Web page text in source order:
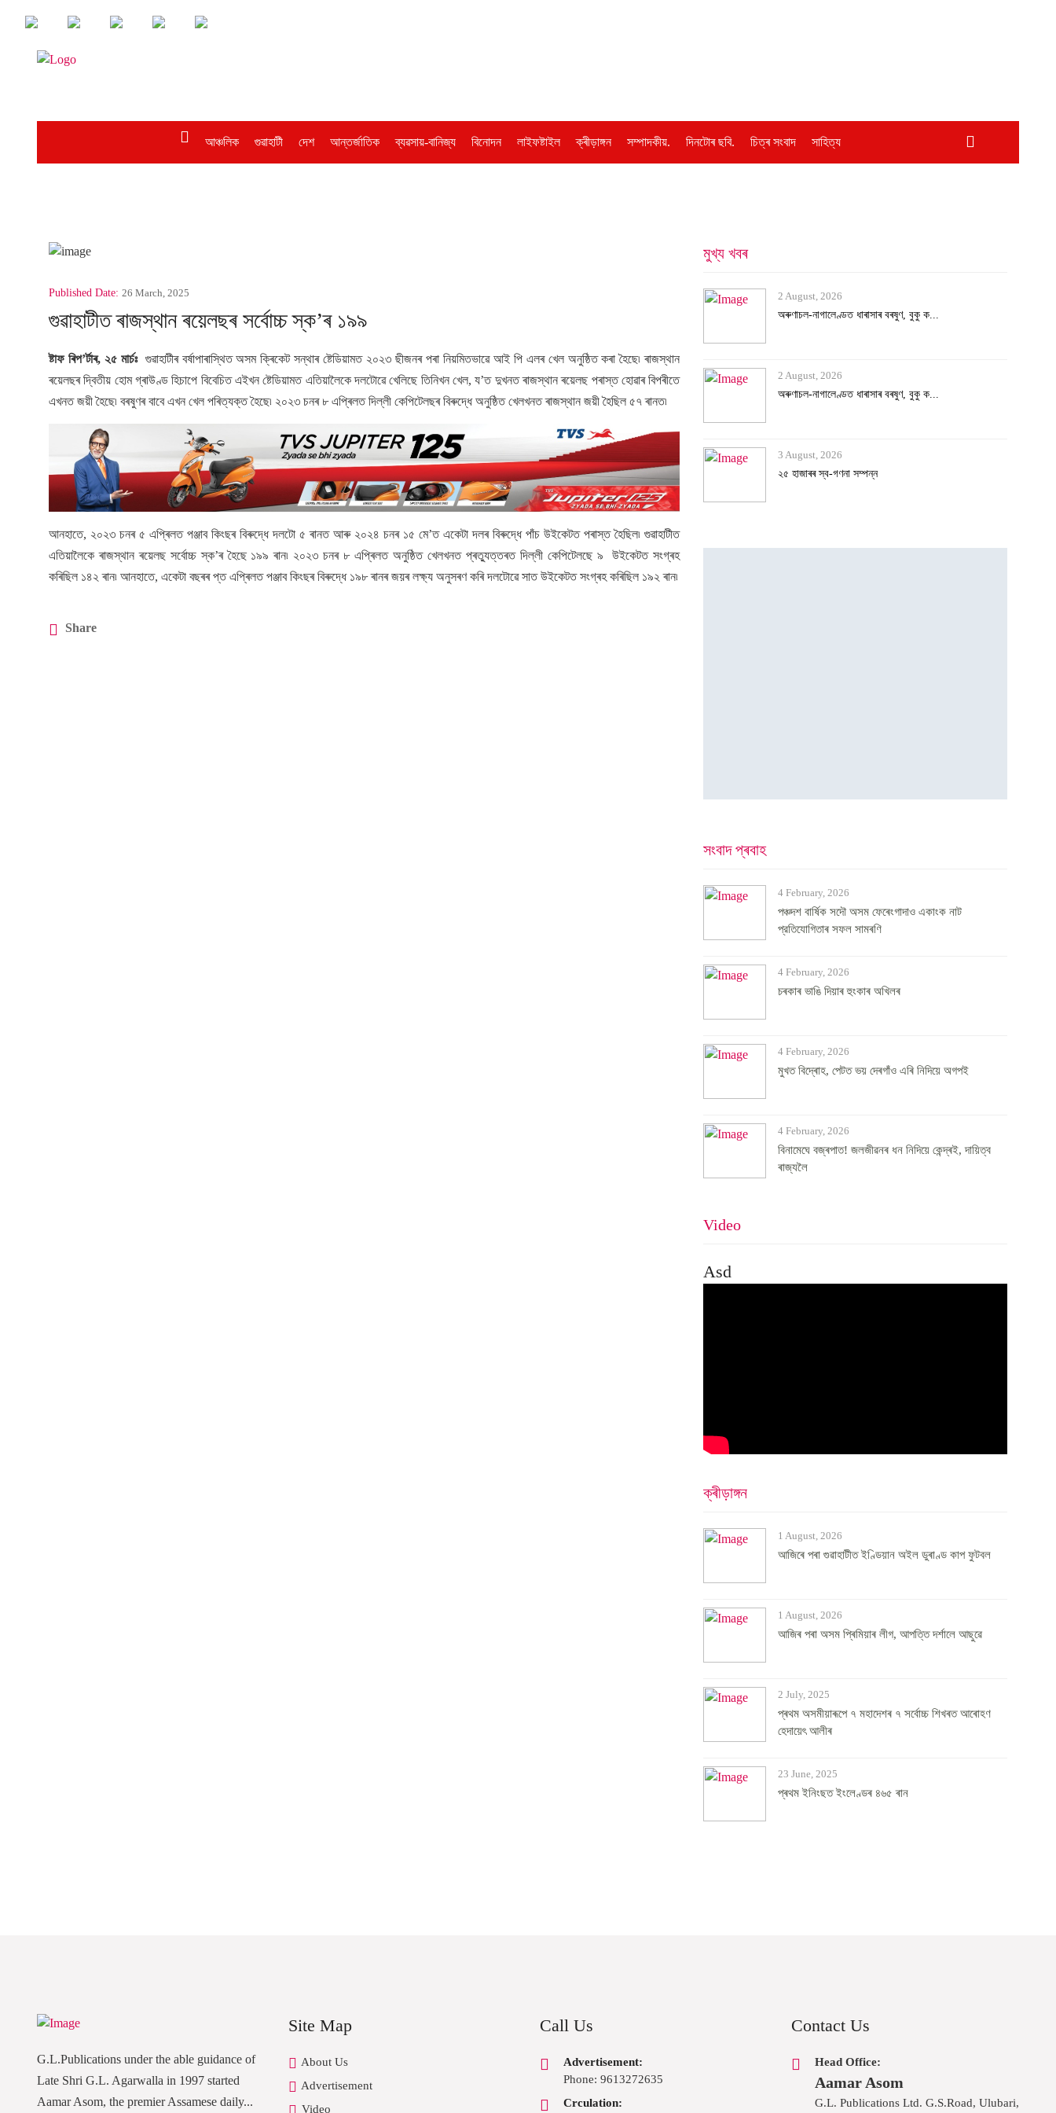
আঞ্চলিক গুৱাহাটী দেশ আন্তৰ্জাতিক ব্যৱসায়-বানিজ্য বিনোদন লাইফষ্টাইল ক্ৰীড়াঙ্গন সম্পাদকীয়. দিনটোৰ ছবি. চিত্ৰ সংবাদ সাহিত্য
Published Date: 26 March, 2025
গুৱাহাটীত ৰাজস্থান ৰয়েলছৰ সৰ্বোচ্চ স্ক’ৰ ১৯৯
ষ্টাফ ৰিপ’ৰ্টাৰ, ২৫ মাৰ্চঃগুৱাহাটীৰ বৰ্ষাপাৰাস্থিত অসম ক্ৰিকেট সন্থাৰ ষ্টেডিয়ামত ২০২৩ ছীজনৰ পৰা নিয়মিতভাৱে আই পি এলৰ খেল অনুষ্ঠিত কৰা হৈছে৷ ৰাজস্থান
ৰয়েলছৰ দ্বিতীয় হোম গ্ৰাউণ্ড হিচাপে বিবেচিত এইখন ষ্টেডিয়ামত এতিয়ালৈকে দলটোৱে খেলিছে তিনিখন খেল, য’ত দুখনত ৰাজস্থান ৰয়েলছ পৰাস্ত হোৱাৰ বিপৰীতে
এখনত জয়ী হৈছে৷ বৰষুণৰ বাবে এখন খেল পৰিত্যক্ত হৈছে৷ ২০২৩ চনৰ ৮ এপ্ৰিলত দিল্লী কেপিটেলছৰ বিৰুদ্ধে অনুষ্ঠিত খেলখনত ৰাজস্থান জয়ী হৈছিল ৫৭ ৰানত৷
আনহাতে, ২০২৩ চনৰ ৫ এপ্ৰিলত পঞ্জাব কিংছৰ বিৰুদ্ধে দলটো ৫ ৰানত আৰু ২০২৪ চনৰ ১৫ মে’ত একেটা দলৰ বিৰুদ্ধে পাঁচ উইকেটত পৰাস্ত হৈছিল৷ গুৱাহাটীত
এতিয়ালৈকে ৰাজস্থান ৰয়েলছ সৰ্বোচ্চ স্ক’ৰ হৈছে ১৯৯ ৰান৷ ২০২৩ চনৰ ৮ এপ্ৰিলত অনুষ্ঠিত খেলখনত প্ৰত্যুত্তৰত দিল্লী কেপিটেলছে ৯ উইকেটত সংগ্ৰহ
কৰিছিল ১৪২ ৰান৷ আনহাতে, একেটা বছৰৰ প্ত এপ্ৰিলত পঞ্জাব কিংছৰ বিৰুদ্ধে ১৯৮ ৰানৰ জয়ৰ লক্ষ্য অনুসৰণ কৰি দলটোৱে সাত উইকেটত সংগ্ৰহ কৰিছিল ১৯২ ৰান৷
Share
মুখ্য খবৰ
2 August, 2026
অৰুণাচল-নাগালেণ্ডত ধাৰাসাৰ বৰষুণ, বুকু ক...
2 August, 2026
অৰুণাচল-নাগালেণ্ডত ধাৰাসাৰ বৰষুণ, বুকু ক...
3 August, 2026
২৫ হাজাৰৰ স্ব-গণনা সম্পন্ন
সংবাদ প্ৰবাহ
4 February, 2026
পঞ্চদশ বার্ষিক সদৌ অসম ফেৰেংগাদাও একাংক নাট
প্রতিযোগিতাৰ সফল সামৰণি
4 February, 2026
চৰকাৰ ভাঙি দিয়াৰ হুংকাৰ অখিলৰ
4 February, 2026
মুখত বিদ্ৰোহ, পেটত ভয় দেৰগাঁও এৰি নিদিয়ে অগপই
4 February, 2026
বিনামেঘে বজ্ৰপাত! জলজীৱনৰ ধন নিদিয়ে কেন্দ্ৰই, দায়িত্ব
ৰাজ্যলৈ
Video
Asd
ক্ৰীড়াঙ্গন
1 August, 2026
আজিৰে পৰা গুৱাহাটীত ইণ্ডিয়ান অইল ডুৰাণ্ড কাপ ফুটবল
1 August, 2026
আজিৰ পৰা অসম প্ৰিমিয়াৰ লীগ, আপত্তি দৰ্শালে আছুৱে
2 July, 2025
প্ৰথম অসমীয়াৰূপে ৭ মহাদেশৰ ৭ সৰ্বোচ্চ শিখৰত আৰোহণ
হেদায়েৎ আলীৰ
23 June, 2025
প্ৰথম ইনিংছত ইংলেণ্ডৰ ৪৬৫ ৰান
G.L.Publications under the able guidance of
Late Shri G.L. Agarwalla in 1997 started
Aamar Asom, the premier Assamese daily...
Site Map
About Us
Advertisement
Video
Call Us
Advertisement:
Phone: 9613272635
Crculation:
Contact Us
Head Office:
Aamar Asom
G.L. Publications Ltd. G.S.Road, Ulubari,